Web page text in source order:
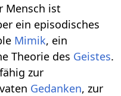
Mensch ist
ein episodisches
Mimik, ein
Theorie des Geistes.
zur
Gedanken, zur